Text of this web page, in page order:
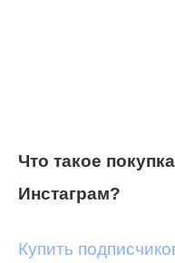
Что такое
Инстаграм?
Купить